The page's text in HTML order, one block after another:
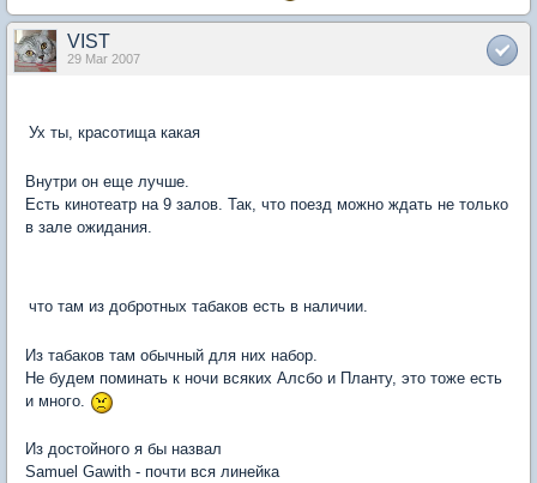
VIST
29 Mar 2007
Ух ты, красотища какая
Внутри он еще лучше.
Есть кинотеатр на 9 залов. Так, что поезд можно ждать не только
в зале ожидания.
что там из добротных табаков есть в наличии.
Из табаков там обычный для них набор.
Не будем поминать к ночи всяких Алсбо и Планту, это тоже есть
и много.
Из достойного я бы назвал
Samuel Gawith - почти вся линейка